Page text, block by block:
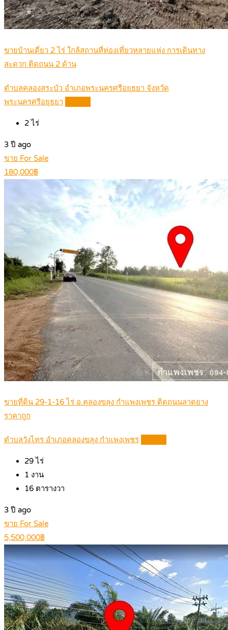
ขายบ้านเดี่ยว 2 ไร่ ใกล้สถานที่ท่องเที่ยวหลายแห่ง การเดินทาง
สะดวก ติดถนน 2 ด้าน
ตำบลคลองสระบัว อำเภอพระนครศรีอยุธยา จังหวัด
พระนครศรีอยุธยา
2ไร่
3 ปี ago
ขาย For Sale
180,000฿
ขายที่ดิน 29-1-16 ไร่ อ.คลองขลุง กำแพงเพชร ติดถนนลาดยาง
ราคาถูก
ตำบลวังไทร อำเภอคลองขลุง กำแพงเพชร
29 ไร่
1 งาน
16 ตารางวา
3 ปี ago
ขาย For Sale
5,500,000฿